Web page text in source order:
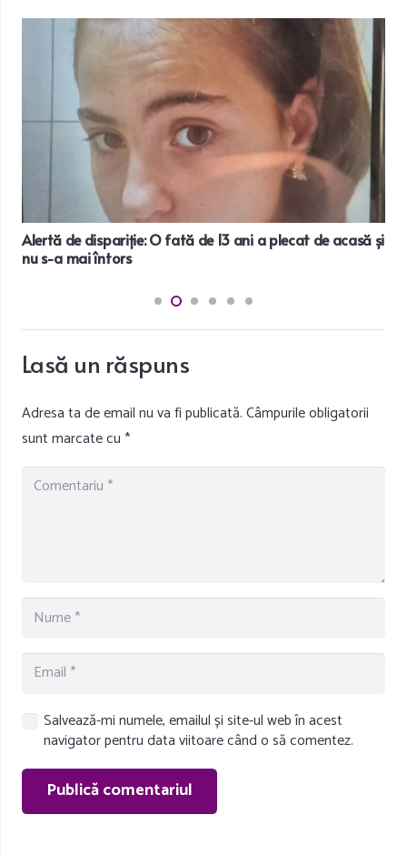
Alertă de dispariție: O fată de 13 ani a plecat de acasă și
nu s-a mai întors
Lasă un răspuns
Adresa ta de email nu va fi publicată.Câmpurile obligatorii
sunt marcate cu *
Salvează-mi numele, emailul și site-ul web în acest
navigator pentru data viitoare când o să comentez.
Publică comentariul